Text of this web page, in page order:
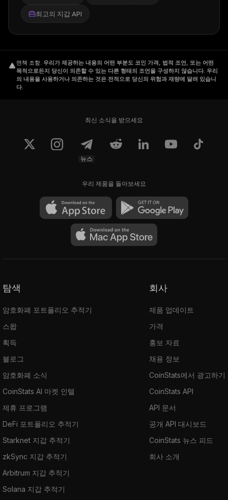
최고의 지갑 API
면책 조항. 우리가 제공하는 내용의 어떤 부분도 코인 가격, 법적 조언, 또는 어떤
목적으로든지 당신이 의존할 수 있는 다른 형태의 조언을 구성하지 않습니다. 우리
의 내용을 사용하거나 의존하는 것은 전적으로 당신의 위험과 재량에 달려 있습니
다.
최신 소식을 받으세요
뉴스
우리 제품을 돌아보세요
탐색
암호화폐 포트폴리오 추적기
스왑
획득
블로그
암호화폐 소식
CoinStats AI 마켓 인텔
제휴 프로그램
DeFi 포트폴리오 추적기
Starknet 지갑 추적기
zkSync 지갑 추적기
Arbitrum 지갑 추적기
Solana 지갑 추적기
회사
제품 업데이트
가격
홍보 자료
채용 정보
CoinStats에서 광고하기
CoinStats API
API 문서
공개 API 대시보드
CoinStats 뉴스 피드
회사 소개